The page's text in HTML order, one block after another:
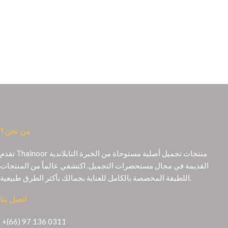
من نحن؟
تقدم Thainoor منتجات تجميل أصلية مستوحاة من الخبرة التايلاندية
القديمة في مجال مستحضرات التجميل. اكتشفي عالماً من المنتجات
اتصل بنا
+(66) 97 136 0311